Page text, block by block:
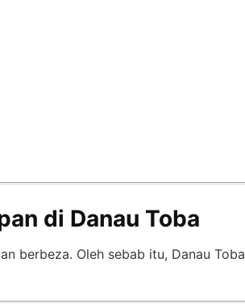
di Danau Toba
berbeza. Oleh sebab itu, Danau Toba